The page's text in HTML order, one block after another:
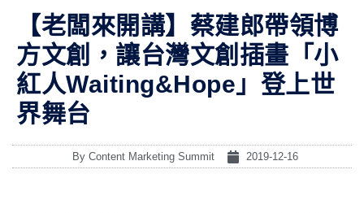
【老闆來開講】蔡建郎帶領博
方文創，讓台灣文創插畫「小
紅人Waiting&Hope」登上世
界舞台
By Content Marketing Summit 2019-12-16